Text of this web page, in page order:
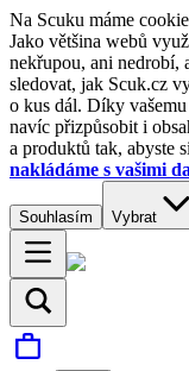
Na Scuku máme
Jako většina webů
nekřupou, ani nedrobí,
sledovat, jak Scuk.cz
o kus dál. Díky
navíc přizpůsobit i
a produktů tak, abyste
nakládáme s vašimi
Souhlasím Vybrat